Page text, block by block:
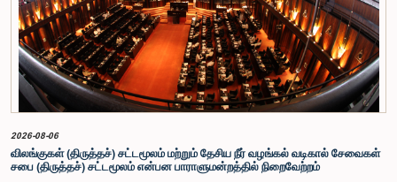
2026-08-06
விலங்குகள் (திருத்தச்) சட்டமூலம் மற்றும் தேசிய நீர் வழங்கல் வடிகால் சேவைகள்
சபை (திருத்தச்) சட்டமூலம் என்பன பாராளுமன்றத்தில் நிறைவேற்றம்